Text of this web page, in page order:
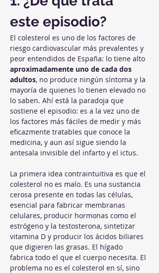
este episodio?
El colesterol es uno de los factores de
riesgo cardiovascular más prevalentes y
peor entendidos de España: lo tiene alto
aproximadamente uno de cada dos
adultos, no produce ningún síntoma y la
mayoría de quienes lo tienen elevado no
lo saben. Ahí está la paradoja que
sostiene el episodio: es a la vez uno de
los factores más fáciles de medir y más
eficazmente tratables que conoce la
medicina, y aun así sigue siendo la
antesala invisible del infarto y el ictus.
La primera idea contraintuitiva es que el
colesterol no es malo. Es una sustancia
cerosa presente en todas las células,
esencial para fabricar membranas
celulares, producir hormonas como el
estrógeno y la testosterona, sintetizar
vitamina D y producir los ácidos biliares
que digieren las grasas. El hígado
fabrica todo el que el cuerpo necesita. El
problema no es el colesterol en sí, sino